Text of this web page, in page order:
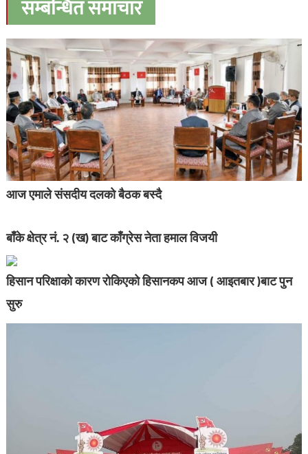
सम्बन्धित समाचार
आज एमाले संसदीय दलको बैठक बस्दै
बाँके क्षेत्र नं. २ (ख) बाट काँग्रेस नेता हमाल विजयी
हिसान परिक्षाको कारण रोकिएको हिसानकप आज ( आइतबार )बाट पुन
सुरु